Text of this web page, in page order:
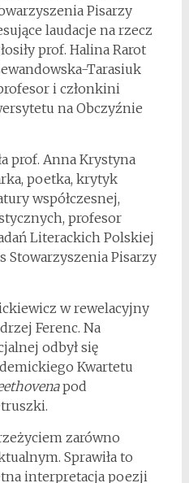
Pisarzy
laudacje na rzecz
prof. Halina Rarot
Tarasiuk
i członkini
na Obczyźnie
prof. Anna Krystyna
poetka, krytyk
współczesnej,
profesor
Literackich Polskiej
Stowarzyszenia Pisarzy
w rewelacyjny
Ferenc. Na
odbył się
Kwartetu
pod
zarówno
Sprawiła to
interpretacja poezji